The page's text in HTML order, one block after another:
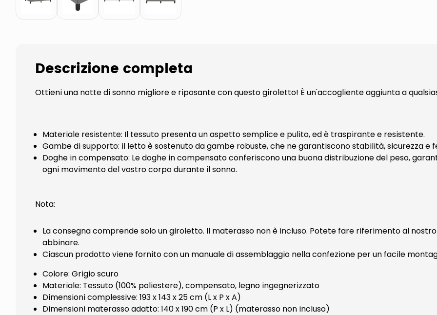
Descrizione completa
Ottieni una notte di sonno migliore e riposante con questo giroletto! È un'accogliente aggiunta a
Materiale resistente: Il tessuto presenta un aspetto semplice e pulito, ed è traspirante e resistente.
Gambe di supporto: il letto è sostenuto da gambe robuste, che ne garantiscono stabilità, sicurezza e
Doghe in compensato: Le doghe in compensato conferiscono una buona distribuzione del peso,
ogni movimento del vostro corpo durante il sonno.
Nota:
La consegna comprende solo un giroletto. Il materasso non è incluso. Potete fare riferimento al
abbinare.
Ciascun prodotto viene fornito con un manuale di assemblaggio nella confezione per un facile
Colore: Grigio scuro
Materiale: Tessuto (100% poliestere), compensato, legno ingegnerizzato
Dimensioni complessive: 193 x 143 x 25 cm (L x P x A)
Dimensioni materasso adatto: 140 x 190 cm (P x L) (materasso non incluso)